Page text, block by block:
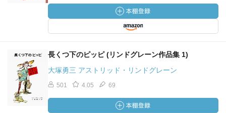
長くつ下のピッピ (リンドグレーン作品集 1)
大塚勇三 アストリッド・リンドグレーン
501 4.05 69